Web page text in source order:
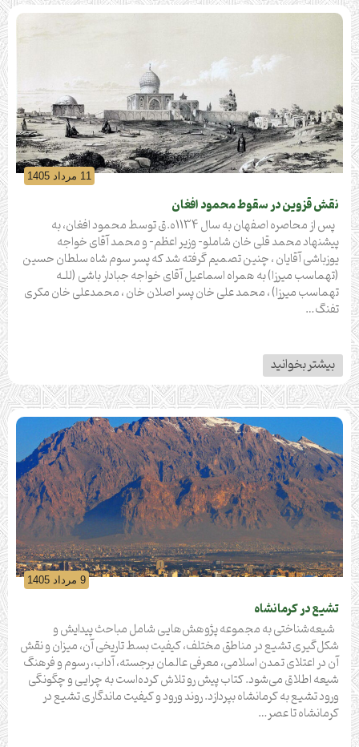
11 مرداد 1405
نقش قزوین در سقوط محمود افغان
پس از محاصره اصفهان به سال 1134ه.ق توسط محمود افغان، به
پیشنهاد محمد قلی خان شاملو- وزیر اعظم- و محمد آقای خواجه
یوزباشی آقایان ، چنین تصمیم گرفته شد که پسر سوم شاه سلطان حسین
(تهماسب میرزا) به همراه اسماعیل آقای خواجه جبادار باشی (للـه
تهماسب میرزا) ، محمد علی خان پسر اصلان خان ، محمدعلی خان مکری
تفنگ…
بیشتر بخوانید
9 مرداد 1405
تشیع در کرمانشاه
شیعه‌شناختی به مجموعه پژوهش‌هایی شامل مباحث پیدایش و
شکل‌گیری تشیع در مناطق مختلف، کیفیت بسط تاریخی آن، میزان و نقش
آن در اعتلای تمدن اسلامی، معرفی عالمان برجسته، آداب، رسوم و فرهنگ
شیعه اطلاق می‌شود. کتاب پیش رو تلاش کرده‌است به چرایی و چگونگی
ورود تشیع به کرمانشاه بپردازد. روند ورود و کیفیت ماندگاری تشیع در
کرمانشاه تا عصر…